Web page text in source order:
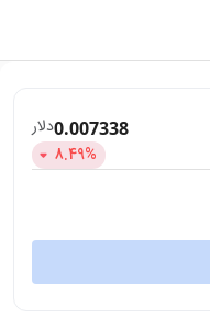
0.007338دلار
8.49%